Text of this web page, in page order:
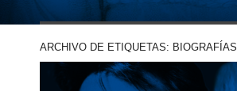
ARCHIVO DE ETIQUETAS: BIOGRAFÍAS